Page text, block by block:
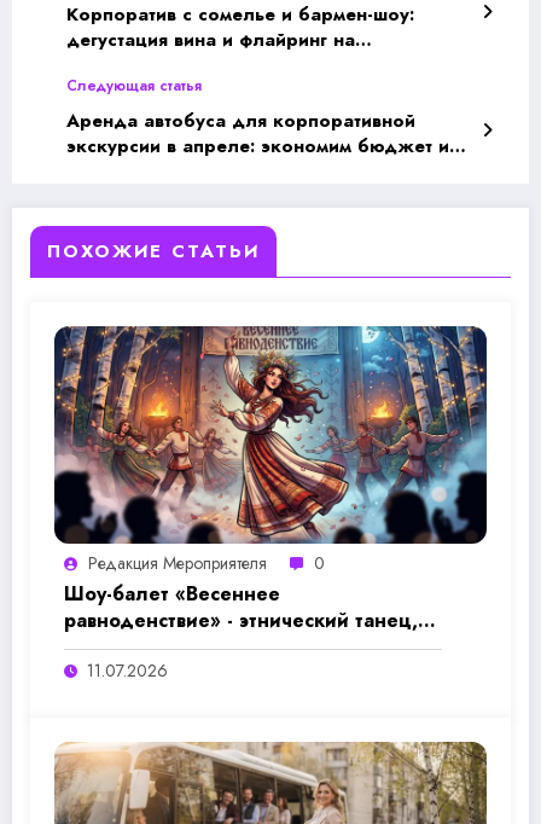
Корпоратив с сомелье и бармен-шоу:
дегустация вина и флайринг на
Следующая статья
Аренда автобуса для корпоративной
экскурсии в апреле: экономим бюджет и
ПОХОЖИЕ СТАТЬИ
Редакция Мероприятеля 0
Шоу-балет «Весеннее
равноденствие» - этнический танец,
древний ритуал и магия весны для
незабываемого корпоратива
11.07.2026